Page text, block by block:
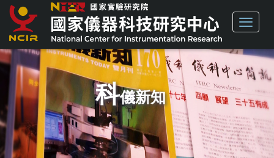
科儀新知